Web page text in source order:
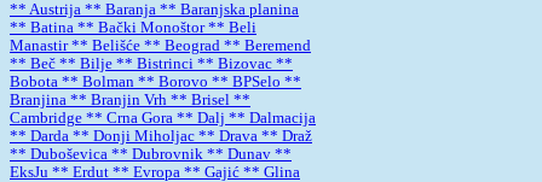
** Austrija ** Baranja ** Baranjska planina
** Batina ** Bački Monoštor** Beli
Manastir** Belišće ** Beograd ** Beremend
** Beč ** Bilje ** Bistrinci ** Bizovac **
Bobota ** Bolman ** Borovo ** BPSelo **
Branjina ** Branjin Vrh ** Brisel **
Cambridge ** Crna Gora ** Dalj ** Dalmacija
** Darda ** Donji Miholjac ** Drava ** Draž
** Duboševica ** Dubrovnik ** Dunav **
EksJu ** Erdut ** Evropa ** Gajić ** Glina